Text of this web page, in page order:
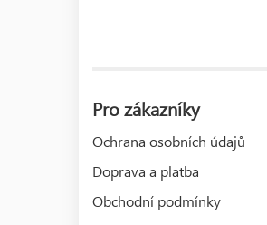
Pro zákazníky
Ochrana osobních údajů
Doprava a platba
Obchodní podmínky